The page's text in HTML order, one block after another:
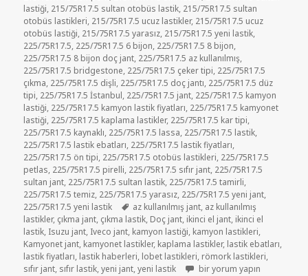
lastiği, 215/75R17.5 sultan otobüs lastik, 215/75R17.5 sultan
otobüs lastikleri, 215/75R17.5 ucuz lastikler, 215/75R17.5 ucuz
otobüs lastiği, 215/75R17.5 yarasız, 215/75R17.5 yeni lastik,
225/75R17.5, 225/75R17.5 6 bijon, 225/75R17.5 8 bijon,
225/75R17.5 8 bijon doç jant, 225/75R17.5 az kullanılmış,
225/75R17.5 bridgestone, 225/75R17.5 çeker tipi, 225/75R17.5
çıkma, 225/75R17.5 dişli, 225/75R17.5 doç jantı, 225/75R17.5 düz
tipi, 225/75R17.5 İstanbul, 225/75R17.5 jant, 225/75R17.5 kamyon
lastiği, 225/75R17.5 kamyon lastik fiyatları, 225/75R17.5 kamyonet
lastiği, 225/75R17.5 kaplama lastikler, 225/75R17.5 kar tipi,
225/75R17.5 kaynaklı, 225/75R17.5 lassa, 225/75R17.5 lastik,
225/75R17.5 lastik ebatları, 225/75R17.5 lastik fiyatları,
225/75R17.5 ön tipi, 225/75R17.5 otobüs lastikleri, 225/75R17.5
petlas, 225/75R17.5 pirelli, 225/75R17.5 sıfır jant, 225/75R17.5
sultan jant, 225/75R17.5 sultan lastik, 225/75R17.5 tamirli,
225/75R17.5 temiz, 225/75R17.5 yarasız, 225/75R17.5 yeni jant,
225/75R17.5 yeni lastik
Etiketler
az kullanılmış jant, az kullanılmış
lastikler, çıkma jant, çıkma lastik, Doç jant, ikinci el jant, ikinci el
lastik, Isuzu jant, Iveco jant, kamyon lastiği, kamyon lastikleri,
Kamyonet jant, kamyonet lastikler, kaplama lastikler, lastik ebatları,
lastik fiyatları, lastik haberleri, lobet lastikleri, römork lastikleri,
sıfır jant, sıfır lastik,yeni jant,yeni lastik KAMYONET LASTİK PETLAS
bir yorum yapın